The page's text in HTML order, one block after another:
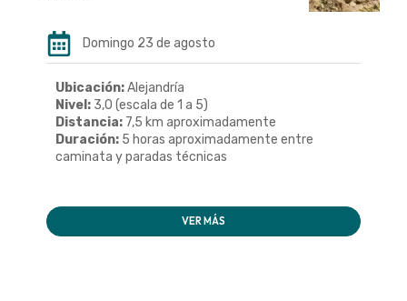
Domingo 23 de agosto
Ubicación:Alejandría
Nivel: 3,0 (escala de 1 a 5)
Distancia: 7,5 km aproximadamente
Duración: 5 horas aproximadamente entre
caminata y paradas técnicas
VER MÁS